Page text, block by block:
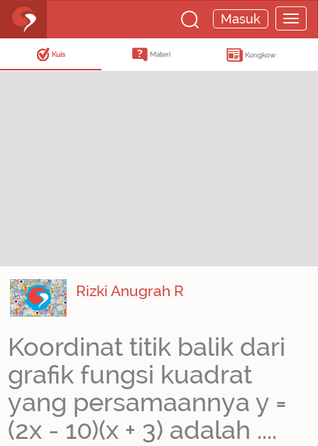
Masuk
Kuis Materi Kongkow
Rizki Anugrah R
Koordinat titik balik dari
grafik fungsi kuadrat
yang persamaannya y =
(2x - 10)(x + 3) adalah ....